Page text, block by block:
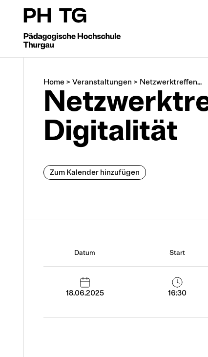
Home > Veranstaltungen > Netzwerktreffen...
Digitalität
Zum Kalender hinzufügen
Datum Start
18.06.2025 16:30